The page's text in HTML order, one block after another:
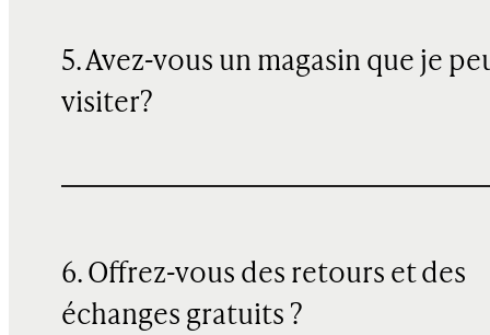
5. Avez-vous un magasin que je
visiter?
6. Offrez-vous des retours et des
échanges gratuits ?